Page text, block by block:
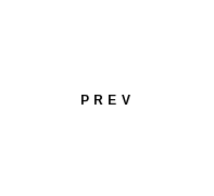
PREV